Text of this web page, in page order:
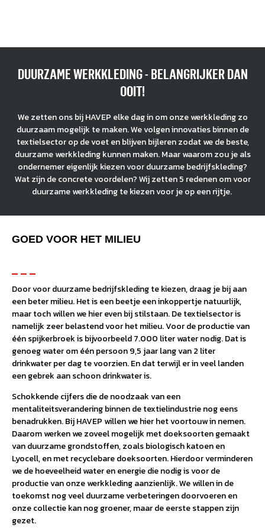
DUURZAME WERKKLEDING - BELANGRIJKER DAN
OOIT!
We zetten ons bij HAVEP elke dag in om onze werkkleding zo
duurzaam mogelijk te maken. We volgen innovaties binnen de
textielsector op de voet en blijven bijleren zodat we de beste,
duurzame werkkleding kunnen maken. Maar waarom zou je als
ondernemer eigenlijk kiezen voor duurzame bedrijfskleding?
Wat zijn de concrete voordelen? Wij zetten 5 redenen om voor
duurzame werkkleding te kiezen voor je op een rijtje.
GOED VOOR HET MILIEU
Door voor duurzame bedrijfskleding te kiezen, draag je bij aan
een beter milieu. Het is een beetje een inkoppertje natuurlijk,
maar toch willen we hier even bij stilstaan. De textielsector is
namelijk zeer belastend voor het milieu. Voor de productie van
één spijkerbroek is bijvoorbeeld 7.000 liter water nodig. Dat is
genoeg water om één persoon 9,5 jaar lang van 2 liter
drinkwater per dag te voorzien. En dat terwijl er in veel landen
een gebrek aan schoon drinkwater is.
Schokkende cijfers die de noodzaak van een
mentaliteitsverandering binnen de textielindustrie nog eens
benadrukken. Bij HAVEP willen we hier het voortouw in nemen.
Daarom werken we zoveel mogelijk met doeksoorten gemaakt
van duurzame grondstoffen, zoals biologisch katoen en
Lyocell, en met recyclebare doeksoorten. Hierdoor verminderen
we de hoeveelheid water en energie die nodig is voor de
productie van onze werkkleding aanzienlijk. We willen in de
toekomst nog veel duurzame verbeteringen doorvoeren en
onze collectie kan nog groener, maar de eerste stappen zijn
gezet.